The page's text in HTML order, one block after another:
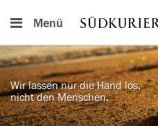
Menü
Wir lassen nur die Hand los,
nicht den Menschen.